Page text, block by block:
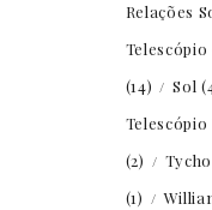
Relações
Telescópio
(14)
Sol
Telescópio
(2)
Tycho
(1)